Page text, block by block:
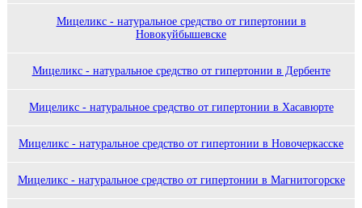
Мицеликс - натуральное средство от гипертонии в
Новокуйбышевске
Мицеликс - натуральное средство от гипертонии в Дербенте
Мицеликс - натуральное средство от гипертонии в Хасавюрте
Мицеликс - натуральное средство от гипертонии в Новочеркасске
Мицеликс - натуральное средство от гипертонии в Магнитогорске